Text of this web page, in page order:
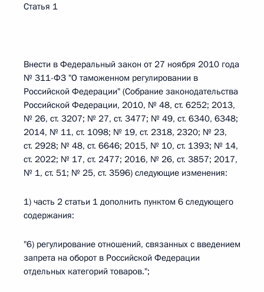
Статья 1
Внести в Федеральный закон от 27 ноября 2010 года
№ 311-ФЗ "О таможенном регулировании в
Российской Федерации" (Собрание законодательства
Российской Федерации, 2010, № 48, ст. 6252; 2013,
№ 26, ст. 3207; № 27, ст. 3477; № 49, ст. 6340, 6348;
2014, № 11, ст. 1098; № 19, ст. 2318, 2320; № 23,
ст. 2928; № 48, ст. 6646; 2015, № 10, ст. 1393; № 14,
ст. 2022; № 17, ст. 2477; 2016, № 26, ст. 3857; 2017,
№ 1, ст. 51; № 25, ст. 3596) следующие изменения:
1) часть 2 статьи 1 дополнить пунктом 6 следующего
содержания:
"6) регулирование отношений, связанных с введением
запрета на оборот в Российской Федерации
отдельных категорий товаров.";